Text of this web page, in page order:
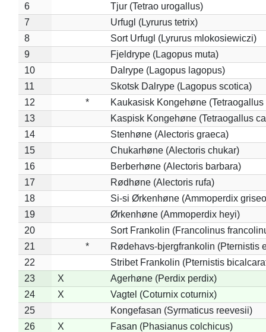
6
Tjur (Tetrao urogallus)
7
Urfugl (Lyrurus tetrix)
8
Sort Urfugl (Lyrurus mlokosiewiczi)
9
Fjeldrype (Lagopus muta)
10
Dalrype (Lagopus lagopus)
11
Skotsk Dalrype (Lagopus scotica)
12
*
Kaukasisk Kongehøne
13
Kaspisk Kongehøne (Tetraogallus
14
Stenhøne (Alectoris graeca)
15
Chukarhøne (Alectoris chukar)
16
Berberhøne (Alectoris barbara)
17
Rødhøne (Alectoris rufa)
18
Si-si Ørkenhøne (Ammoperdix
19
Ørkenhøne (Ammoperdix heyi)
20
Sort Frankolin (Francolinus
21
*
Rødehavs-bjergfrankolin (Pternistis
22
Stribet Frankolin (Pternistis
23
X
Agerhøne (Perdix perdix)
24
X
Vagtel (Coturnix coturnix)
25
Kongefasan (Syrmaticus reevesii)
26
X
Fasan (Phasianus colchicus)